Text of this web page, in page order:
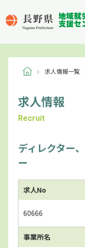
求人情報一覧
求人情報
Recruit
ディレクター
ー
求人No
60666
事業所名